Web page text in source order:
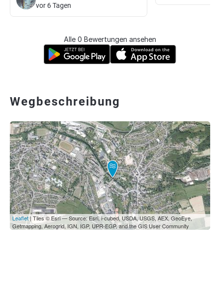
vor 6 Tagen
Alle 0 Bewertungen ansehen
Wegbeschreibung
Leaflet| Tiles © Esri — Source: Esri, i-cubed, USDA, USGS, AEX, GeoEye,
Getmapping, Aerogrid, IGN, IGP, UPR-EGP, and the GIS User Community